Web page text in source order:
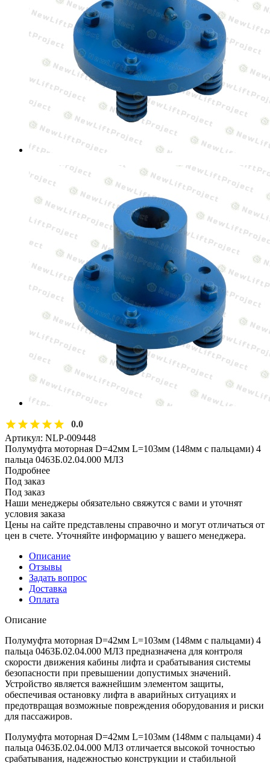
0.0
Артикул: NLP-009448
Полумуфта моторная D=42мм L=103мм (148мм с пальцами) 4
пальца 0463Б.02.04.000 МЛЗ
Подробнее
Под заказ
Под заказ
Наши менеджеры обязательно свяжутся с вами и уточнят
условия заказа
Цены на сайте представлены справочно и могут отличаться от
цен в счете. Уточняйте информацию у вашего менеджера.
Описание
Отзывы
Задать вопрос
Доставка
Оплата
Описание
Полумуфта моторная D=42мм L=103мм (148мм с пальцами) 4
пальца 0463Б.02.04.000 МЛЗ предназначена для контроля
скорости движения кабины лифта и срабатывания системы
безопасности при превышении допустимых значений.
Устройство является важнейшим элементом защиты,
обеспечивая остановку лифта в аварийных ситуациях и
предотвращая возможные повреждения оборудования и риски
для пассажиров.
Полумуфта моторная D=42мм L=103мм (148мм с пальцами) 4
пальца 0463Б.02.04.000 МЛЗ отличается высокой точностью
срабатывания, надежностью конструкции и стабильной